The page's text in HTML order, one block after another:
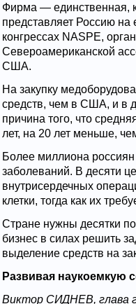
Фирма — единственная,
представляет Россию на
конгрессах NASPE,
Североамериканской
США.
На закупку
средств, чем в США, и в
причина того, что
лет, на 20 лет меньше,
Более миллиона
заболеваний. В десяти
внутрисердечных
клетки, тогда как их
Стране нужны десятки
бизнес в силах решить
выделение средств на
Развивая наукоемкую
Виктор СИДНЕВ, глава